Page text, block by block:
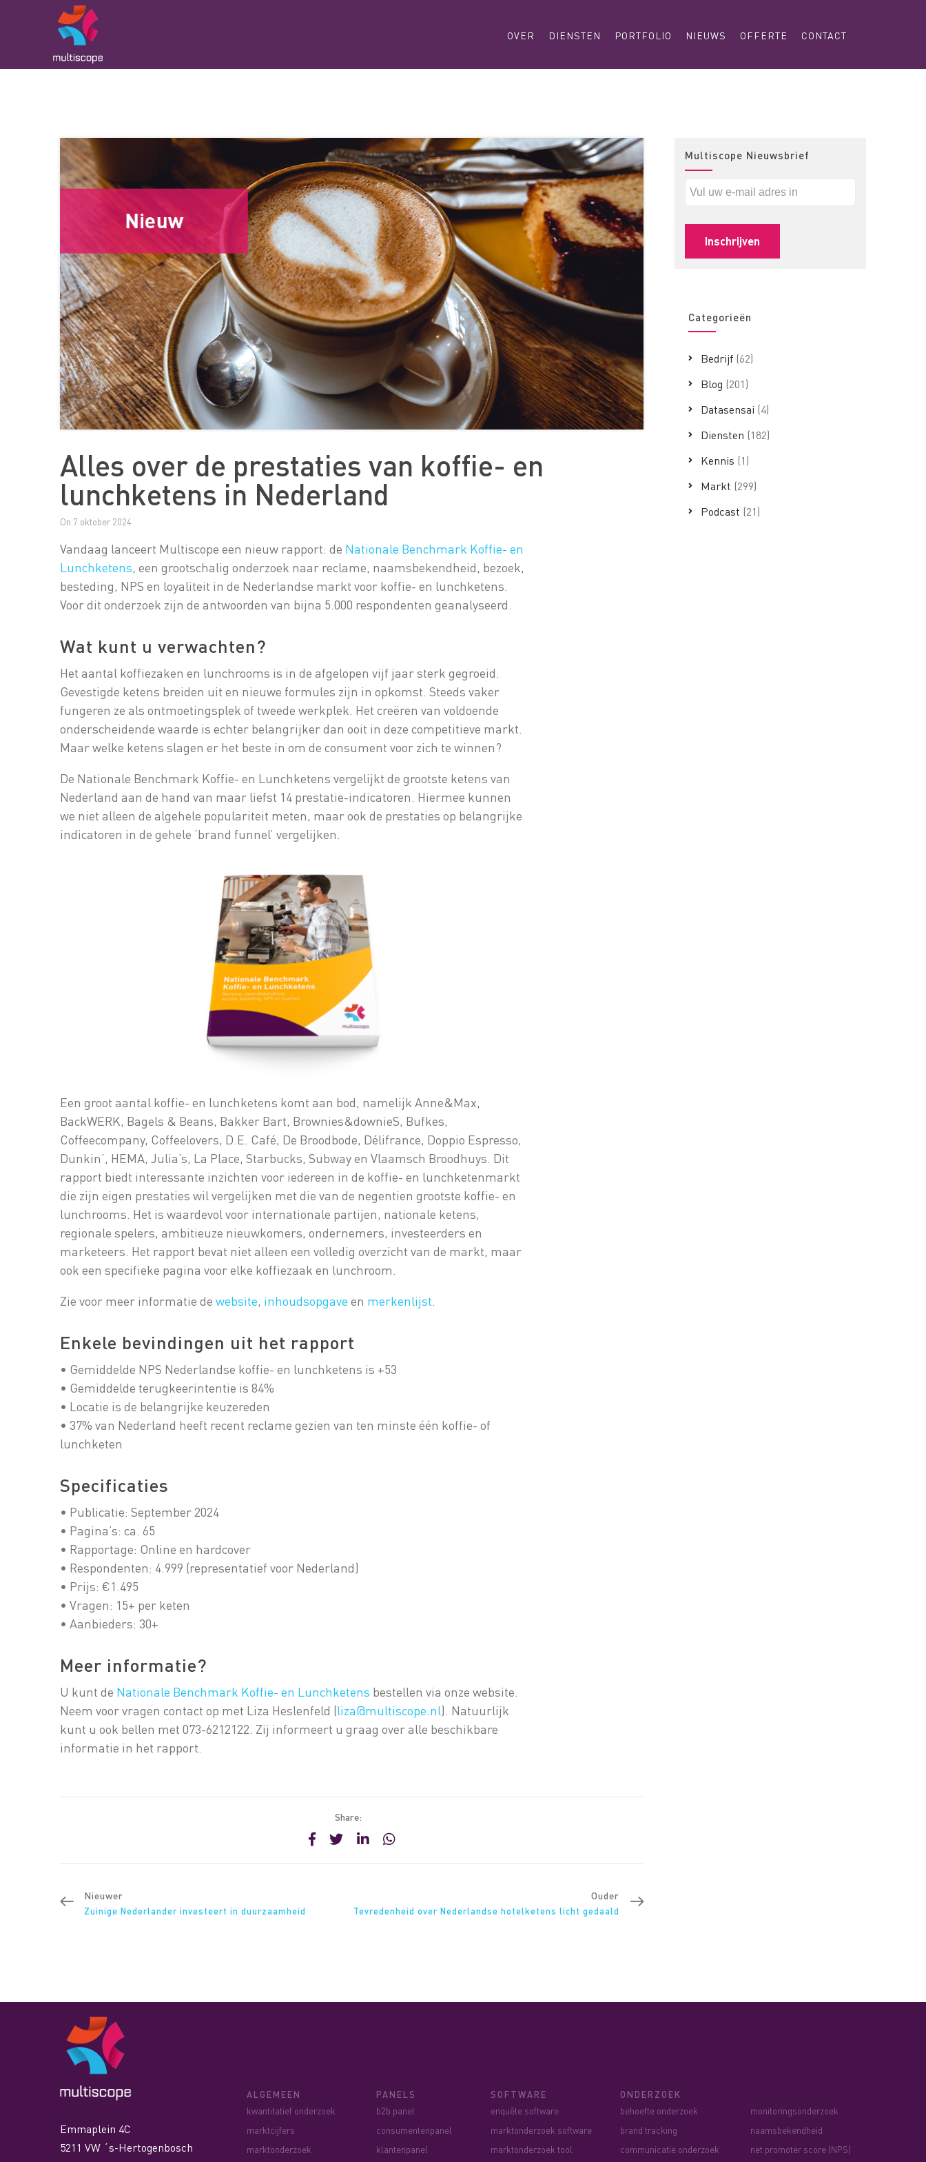
OVER DIENSTEN PORTFOLIO NIEUWS OFFERTE CONTACT
Alles over de prestaties van koffie- en
lunchketens in Nederland
On 7 oktober 2024
Vandaag lanceert Multiscope een nieuw rapport: de Nationale Benchmark Koffie- en
Lunchketens, een grootschalig onderzoek naar reclame, naamsbekendheid, bezoek,
besteding, NPS en loyaliteit in de Nederlandse markt voor koffie- en lunchketens.
Voor dit onderzoek zijn de antwoorden van bijna 5.000 respondenten geanalyseerd.
Wat kunt u verwachten?
Het aantal koffiezaken en lunchrooms is in de afgelopen vijf jaar sterk gegroeid.
Gevestigde ketens breiden uit en nieuwe formules zijn in opkomst. Steeds vaker
fungeren ze als ontmoetingsplek of tweede werkplek. Het creëren van voldoende
onderscheidende waarde is echter belangrijker dan ooit in deze competitieve markt.
Maar welke ketens slagen er het beste in om de consument voor zich te winnen?
De Nationale Benchmark Koffie- en Lunchketens vergelijkt de grootste ketens van
Nederland aan de hand van maar liefst 14 prestatie-indicatoren. Hiermee kunnen
we niet alleen de algehele populariteit meten, maar ook de prestaties op belangrijke
indicatoren in de gehele ‘brand funnel’ vergelijken.
Een groot aantal koffie- en lunchketens komt aan bod, namelijk Anne&Max,
BackWERK, Bagels & Beans, Bakker Bart, Brownies&downieS, Bufkes,
Coffeecompany, Coffeelovers, D.E. Café, De Broodbode, Délifrance, Doppio Espresso,
Dunkin’, HEMA, Julia’s, La Place, Starbucks, Subway en Vlaamsch Broodhuys. Dit
rapport biedt interessante inzichten voor iedereen in de koffie- en lunchketenmarkt
die zijn eigen prestaties wil vergelijken met die van de negentien grootste koffie- en
lunchrooms. Het is waardevol voor internationale partijen, nationale ketens,
regionale spelers, ambitieuze nieuwkomers, ondernemers, investeerders en
marketeers. Het rapport bevat niet alleen een volledig overzicht van de markt, maar
ook een specifieke pagina voor elke koffiezaak en lunchroom.
Zie voor meer informatie dewebsite, inhoudsopgave en merkenlijst
Enkele bevindingen uit het rapport
• Gemiddelde NPS Nederlandse koffie- en lunchketens is +53
• Gemiddelde terugkeerintentie is 84%
• Locatie is de belangrijke keuzereden
• 37% van Nederland heeft recent reclame gezien van ten minste één koffie- of
lunchketen
Specificaties
• Publicatie: September 2024
• Pagina’s: ca. 65
• Rapportage: Online en hardcover
• Respondenten: 4.999 (representatief voor Nederland)
• Prijs: €1.495
• Vragen: 15+ per keten
• Aanbieders: 30+
Meer informatie?
U kunt de Nationale Benchmark Koffie- en Lunchketens bestellen via onze website.
Neem voor vragen contact op met Liza Heslenfeld (liza@multiscope.nl). Natuurlijk
kunt u ook bellen met 073-6212122. Zij informeert u graag over alle beschikbare
informatie in het rapport.
Share:
Nieuwer
Zuinige Nederlander investeert in duurzaamheid
Ouder
Tevredenheid over Nederlandse hotelketens licht gedaald
Multiscope Nieuwsbrief
Categorieën
Bedrijf (62)
Blog (201)
Datasensai (4)
Diensten (182)
Kennis (1)
Markt (299)
Podcast (21)
Emmaplein 4C
5211 VW ´s-Hertogenbosch
ALGEMEEN
kwantitatief onderzoek
marktcijfers
marktonderzoek
PANELS
b2b panel
consumentenpanel
klantenpanel
SOFTWARE
enquête software
marktonderzoek software
marktonderzoek tool
ONDERZOEK
behoefte onderzoek
brand tracking
communicatie onderzoek
monitoringsonderzoek
naamsbekendheid
net promoter score (NPS)